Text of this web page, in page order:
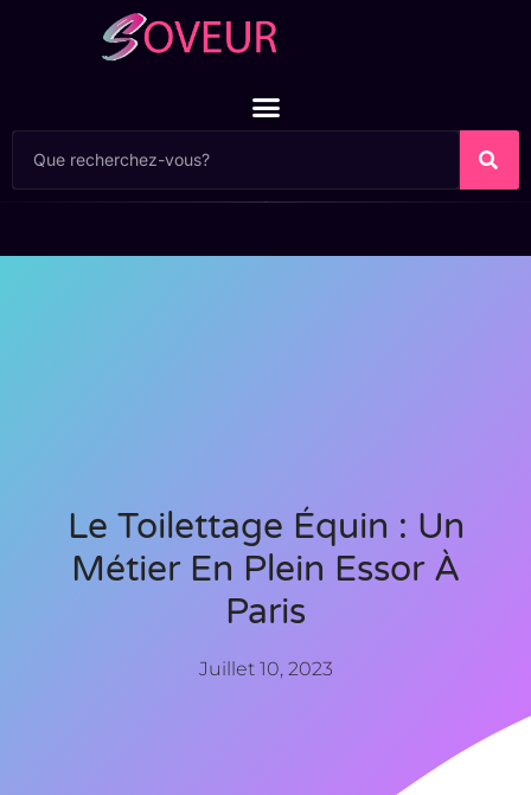
Le Toilettage Équin : Un
Métier En Plein Essor À
Paris
Juillet 10, 2023